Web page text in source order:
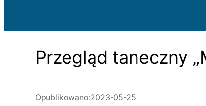
Przegląd taneczny
Opublikowano:2023-05-25